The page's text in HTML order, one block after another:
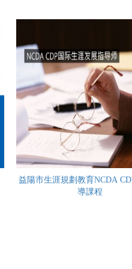
益陽市生涯規劃教育NCDA
導課程